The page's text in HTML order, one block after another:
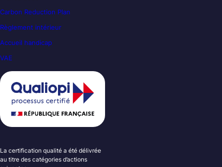
Carbon Reduction Plan
Règlement intérieur
Accueil handicap
VAE
La certification qualité a été délivrée
au titre des catégories d’actions